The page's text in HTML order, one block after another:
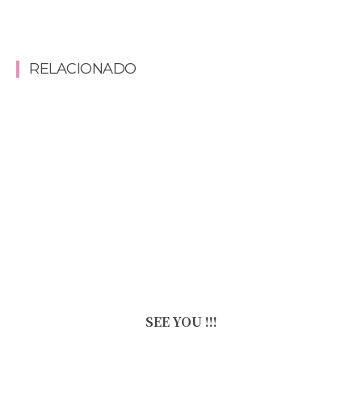
RELACIONADO
SEE YOU !!!